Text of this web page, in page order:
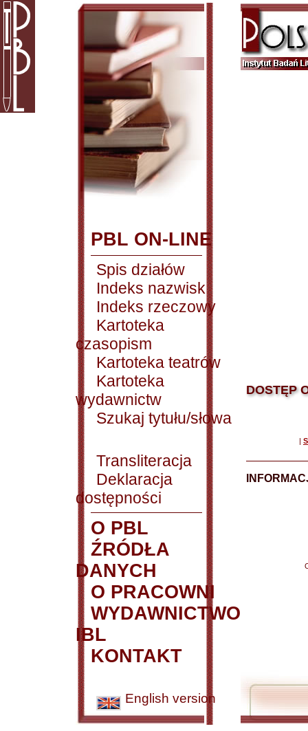
PBL ON-LINE
Spis działów
Indeks nazwisk
Indeks rzeczowy
Kartoteka
czasopism
Kartoteka teatrów
Kartoteka
wydawnictw
Szukaj tytułu/słowa
Transliteracja
Deklaracja
dostępności
O PBL
ŹRÓDŁA
DANYCH
O PRACOWNI
WYDAWNICTWO
IBL
KONTAKT
English version
DOSTĘP
|